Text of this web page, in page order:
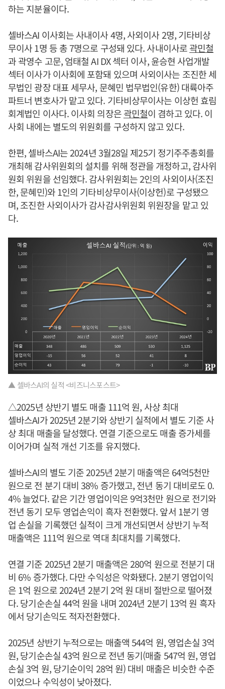
하는 지분율이다.
셀바스AI 이사회는 사내이사 4명, 사외이사 2명, 기타비상
무이사 1명 등 총 7명으로 구성돼 있다. 사내이사로곽민철
과 곽영수 고문, 엄태철 AI DX 섹터 이사, 윤승현 사업개발
섹터 이사가 이사회에 포함돼 있으며 사외이사는 조진한 세
무법인 광장 대표 세무사, 문혜민 법무법인(유한) 대륙아주
파트너 변호사가 맡고 있다. 기타비상무이사는 이상헌 효림
회계법인 이사다. 이사회 의장은곽민철이 겸하고 있다. 이
사회 내에는 별도의 위원회를 구성하지 않고 있다.
한편, 셀바스AI는 2024년 3월28일 제25기 정기주주총회를
개최해 감사위원회의 설치를 위해 정관을 개정하고, 감사위
원회 위원을 선임했다. 감사위원회는 2인의 사외이사(조진
한, 문혜민)와 1인의 기타비상무이사(이상헌)로 구성됐으
며, 조진한 사외이사가 감사감사위원회 위원장을 맡고 있
다.
▲ 셀바스AI의 실적 <비즈니스포스트>
△2025년 상반기 별도 매출 111억 원, 사상 최대
셀바스AI가 2025년 2분기와 상반기 실적에서 별도 기준 사
상 최대 매출을 달성했다. 연결 기준으로도 매출 증가세를
이어가며 실적 개선 기조를 유지했다.
셀바스AI의 별도 기준 2025년 2분기 매출액은 64억5천만
원으로 전 분기 대비 38% 증가했고, 전년 동기 대비로도 0.
4% 늘었다. 같은 기간 영업이익은 9억3천만 원으로 전기와
전년 동기 모두 영업손익이 흑자 전환했다. 앞서 1분기 영
업 손실을 기록했던 실적이 크게 개선되면서 상반기 누적
매출액은 111억 원으로 역대 최대치를 기록했다.
연결 기준 2025년 2분기 매출액은 280억 원으로 전분기 대
비 6% 증가했다. 다만 수익성은 악화됐다. 2분기 영업이익
은 1억 원으로 2024년 2분기 2억 원 대비 절반으로 떨어졌
다. 당기순손실 44억 원을 내며 2024년 2분기 13억 원 흑자
에서 당기손익도 적자전환했다.
2025년 상반기 누적으로는 매출액 544억 원, 영업손실 3억
원, 당기순손실 43억 원으로 전년 동기(매출 547억 원, 영업
손실 3억 원, 당기순이익 28억 원) 대비 매출은 비슷한 수준
이었으나 수익성이 낮아졌다.